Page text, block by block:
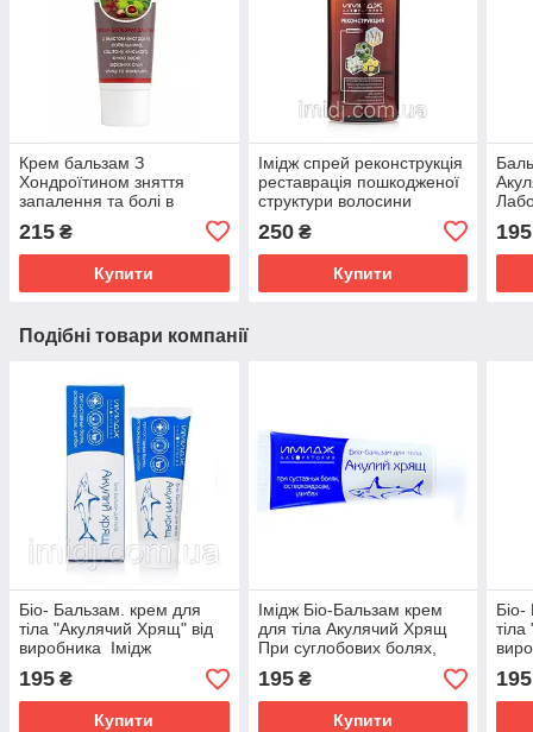
Крем бальзам З
Хондроїтином зняття
запалення та болі в
суглобах, м'язах і хребті
Імідж Лабораторія
215 ₴
Купити
Імідж спрей реконструкція
реставрація пошкодженої
структури волосини
250₴
Купити
195
Подібні товари компанії
Біо- Бальзам. крем для
тіла "Акулячий Хрящ" від
виробника Імідж
Лабораторія. При
суглобових болях,
остеохондрозі та ударах.
195 ₴
Купити
Імідж Біо-Бальзам крем
для тіла Акулячий Хрящ
При суглобових болях,
остеохондрозі ударах.
195₴
Купити
195